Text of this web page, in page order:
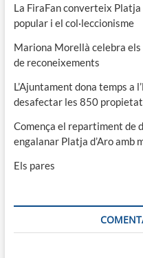
La FiraFan converteix Platja
popular i el col·leccionisme
Mariona Morellà celebra
de reconeixements
L’Ajuntament dona temps a
desafectar les 850
Comença el repartiment de
engalanar Platja d’Aro amb
Els pares